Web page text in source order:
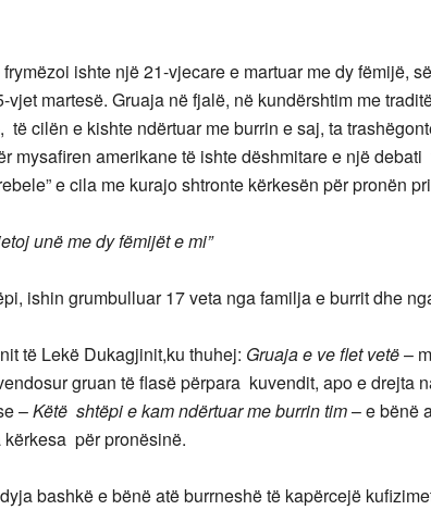
ishte një 21-vjecare e martuar me dy fëmijë,
vjet martesë. Gruaja në fjalë, në kundërshtim me
të cilën e kishte ndërtuar me burrin e saj, ta
mysafiren amerikane të ishte dëshmitare e një
e cila me kurajo shtronte kërkesën për pronën
unë me dy fëmijët e mi”
ishin grumbulluar 17 veta nga familja e burrit dhe
të Lekë Dukagjinit,ku thuhej: Gruaja e ve flet vetë–
gruan të flasë përpara kuvendit, apo e drejta
–Këtë shtëpi e kam ndërtuar me burrin tim– e bënë
kërkesa për pronësinë.
bashkë e bënë atë burrneshë të kapërcejë